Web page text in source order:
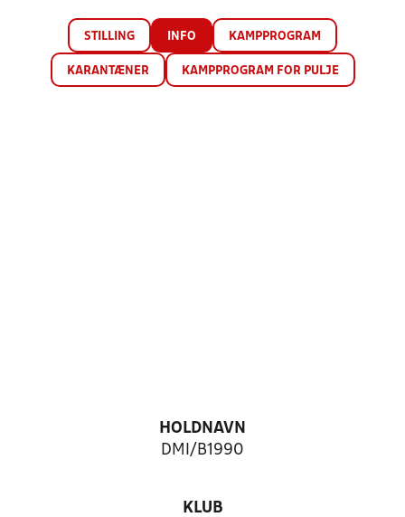
STILLING INFO KAMPPROGRAM
KARANTÆNER KAMPPROGRAM FOR PULJE
HOLDNAVN
DMI/B1990
KLUB